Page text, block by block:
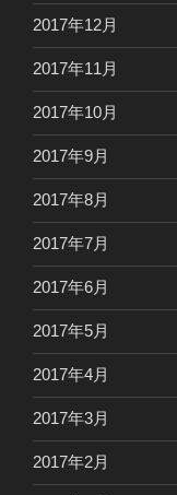
2017年12月
2017年11月
2017年10月
2017年9月
2017年8月
2017年7月
2017年6月
2017年5月
2017年4月
2017年3月
2017年2月